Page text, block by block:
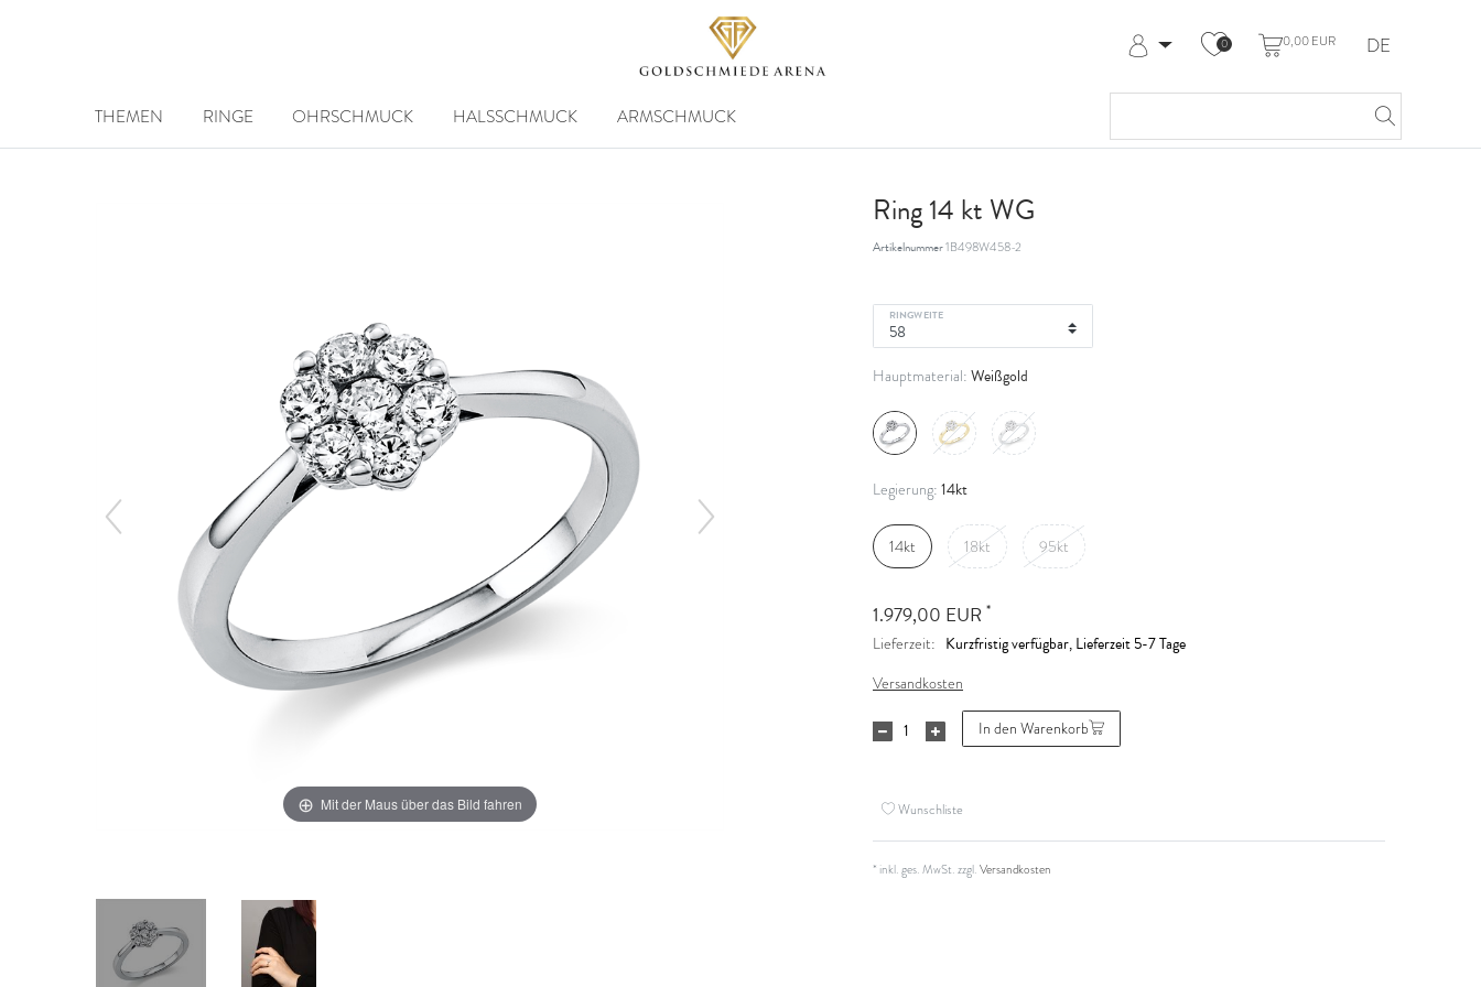
0 0,00 EUR DE
THEMEN RINGE OHRSCHMUCK HALSSCHMUCK ARMSCHMUCK
Mit der Maus über das Bild fahren
Ring 14 kt WG
Artikelnummer1B498W458-2
RINGWEITE
Hauptmaterial: Weißgold
Legierung: 14kt
14kt 18kt 95kt
1.979,00 EUR *
Lieferzeit: Kurzfristig verfügbar, Lieferzeit 5-7 Tage
Versandkosten
In den Warenkorb
Wunschliste
* inkl. ges. MwSt. zzgl.Versandkosten